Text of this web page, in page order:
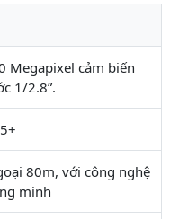
Megapixel cảm biến
1/2.8”.
80m, với công nghệ
minh